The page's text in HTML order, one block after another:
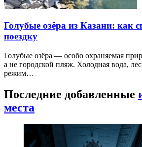
Голубые озёра из Казани: как
поездку
Голубые озёра — особо охраняемая
а не городской пляж. Холодная вода,
режим…
Последние добавленные
места